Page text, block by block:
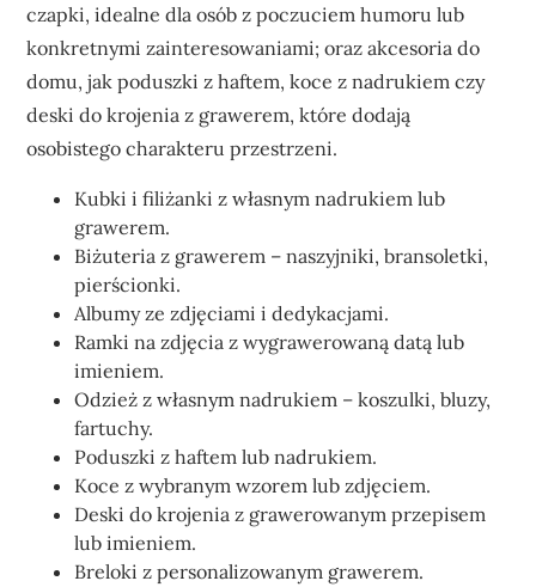
czapki, idealne dla osób z poczuciem humoru lub
konkretnymi zainteresowaniami; oraz akcesoria do
domu, jak poduszki z haftem, koce z nadrukiem czy
deski do krojenia z grawerem, które dodają
osobistego charakteru przestrzeni.
Kubki i filiżanki z własnym nadrukiem lub
grawerem.
Biżuteria z grawerem – naszyjniki, bransoletki,
pierścionki.
Albumy ze zdjęciami i dedykacjami.
Ramki na zdjęcia z wygrawerowaną datą lub
imieniem.
Odzież z własnym nadrukiem – koszulki, bluzy,
fartuchy.
Poduszki z haftem lub nadrukiem.
Koce z wybranym wzorem lub zdjęciem.
Deski do krojenia z grawerowanym przepisem
lub imieniem.
Breloki z personalizowanym grawerem.